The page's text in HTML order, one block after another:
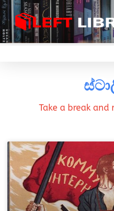
Take a break